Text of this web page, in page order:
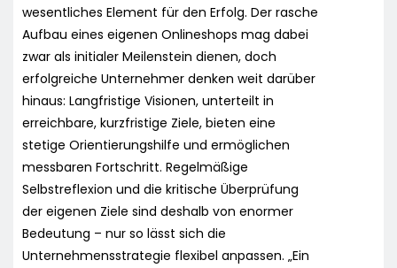
wesentliches Element für den Erfolg. Der rasche
Aufbau eines eigenen Onlineshops mag dabei
zwar als initialer Meilenstein dienen, doch
erfolgreiche Unternehmer denken weit darüber
hinaus: Langfristige Visionen, unterteilt in
erreichbare, kurzfristige Ziele, bieten eine
stetige Orientierungshilfe und ermöglichen
messbaren Fortschritt. Regelmäßige
Selbstreflexion und die kritische Überprüfung
der eigenen Ziele sind deshalb von enormer
Bedeutung – nur so lässt sich die
Unternehmensstrategie flexibel anpassen. „Ein